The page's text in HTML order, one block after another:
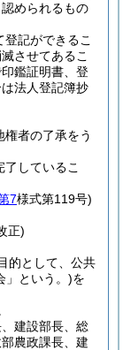
められるもの
記ができるこ
させてあるこ
鑑証明書、登
法人登記簿抄
者の了承をう
しているこ
7様式第119号)
正)
的として、公共
」という。)を
建設部長、総
農政課長、建